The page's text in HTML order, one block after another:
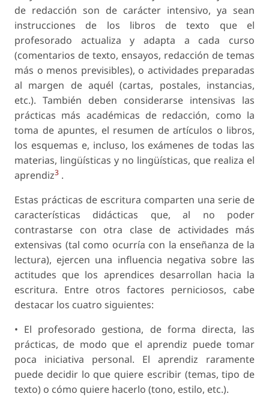
de redacción son de carácter intensivo, ya sean
instrucciones de los libros de texto que el
profesorado actualiza y adapta a cada curso
(comentarios de texto, ensayos, redacción de temas
más o menos previsibles), o actividades preparadas
al margen de aquél (cartas, postales, instancias,
etc.). También deben considerarse intensivas las
prácticas más académicas de redacción, como la
toma de apuntes, el resumen de artículos o libros,
los esquemas e, incluso, los exámenes de todas las
materias, lingüísticas y no lingüísticas, que realiza el
aprendiz3 .
Estas prácticas de escritura comparten una serie de
características didácticas que, al no poder
contrastarse con otra clase de actividades más
extensivas (tal como ocurría con la enseñanza de la
lectura), ejercen una influencia negativa sobre las
actitudes que los aprendices desarrollan hacia la
escritura. Entre otros factores perniciosos, cabe
destacar los cuatro siguientes:
• El profesorado gestiona, de forma directa, las
prácticas, de modo que el aprendiz puede tomar
poca iniciativa personal. El aprendiz raramente
puede decidir lo que quiere escribir (temas, tipo de
texto) o cómo quiere hacerlo (tono, estilo, etc.).